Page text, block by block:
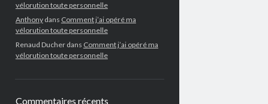
vélorution toute personnelle
Anthonydans Comment j’ai opéré ma
vélorution toute personnelle
Renaud Ducherdans Comment j’ai opéré ma
vélorution toute personnelle
Commentaires récents